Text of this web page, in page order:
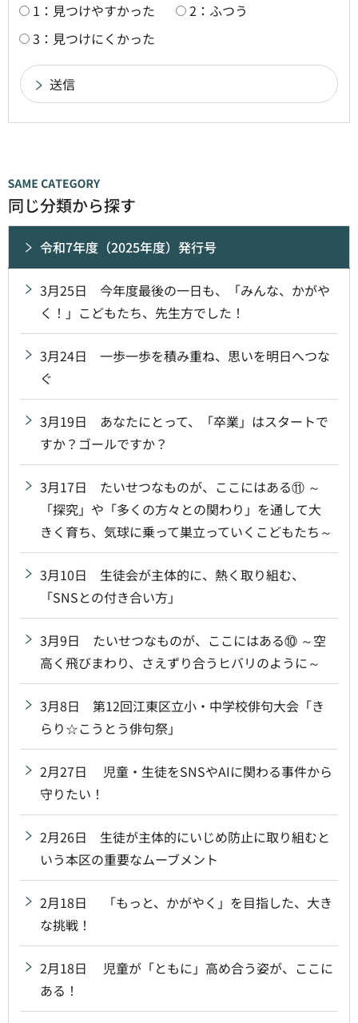
1：見つけやすかった
2：ふつう
3：見つけにくかった
同じ分類から探す
令和7年度（2025年度）発行号
3月25日 今年度最後の一日も、「みんな、かがや
く！」こどもたち、先生方でした！
3月24日 一歩一歩を積み重ね、思いを明日へつな
ぐ
3月19日 あなたにとって、「卒業」はスタートで
すか？ゴールですか？
3月17日 たいせつなものが、ここにはある⑪ ～
「探究」や「多くの方々との関わり」を通して大
きく育ち、気球に乗って巣立っていくこどもたち～
3月10日 生徒会が主体的に、熱く取り組む、
「SNSとの付き合い方」
3月9日 たいせつなものが、ここにはある⑩ ～空
高く飛びまわり、さえずり合うヒバリのように～
3月8日 第12回江東区立小・中学校俳句大会「き
らり☆こうとう俳句祭」
2月27日 児童・生徒をSNSやAIに関わる事件から
守りたい！
2月26日 生徒が主体的にいじめ防止に取り組むと
いう本区の重要なムーブメント
2月18日 「もっと、かがやく」を目指した、大き
な挑戦！
2月18日 児童が「ともに」高め合う姿が、ここに
ある！